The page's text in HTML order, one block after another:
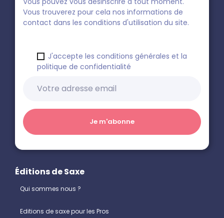
Vous trouverez pour cela nos informations de
contact dans les conditions d'utilisation du site.
J'accepte les conditions générales et la
politique de confidentialité
Éditions de Saxe
Qui sommes nous ?
Editions de saxe pour les Pros